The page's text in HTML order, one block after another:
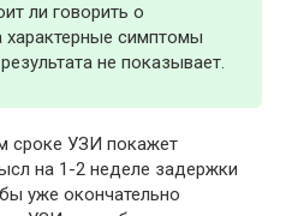
ли говорить о
характерные симптомы
не показывает.
сроке УЗИ покажет
на 1-2 неделе задержки
уже окончательно